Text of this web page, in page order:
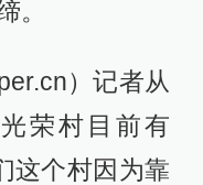
。
）记者从
荣村目前有
这个村因为靠